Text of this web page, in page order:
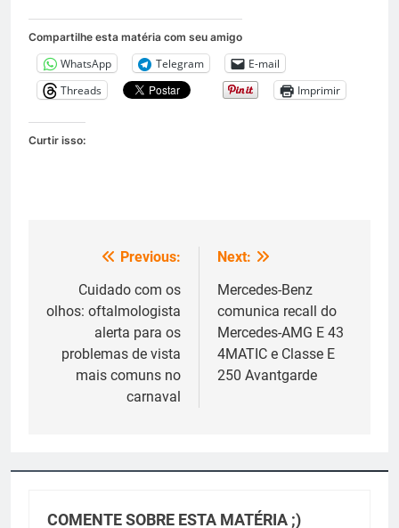
Compartilhe esta matéria com seu amigo
WhatsApp Telegram
E-mail
Threads
Imprimir
Curtir isso:
Navegação
Previous:
Cuidado com os
olhos: oftalmologista
alerta para os
problemas de vista
mais comuns no
carnaval
Next:
Mercedes-Benz
comunica recall do
Mercedes-AMG E 43
4MATIC e Classe E
250 Avantgarde
COMENTE SOBRE ESTA MATÉRIA ;)